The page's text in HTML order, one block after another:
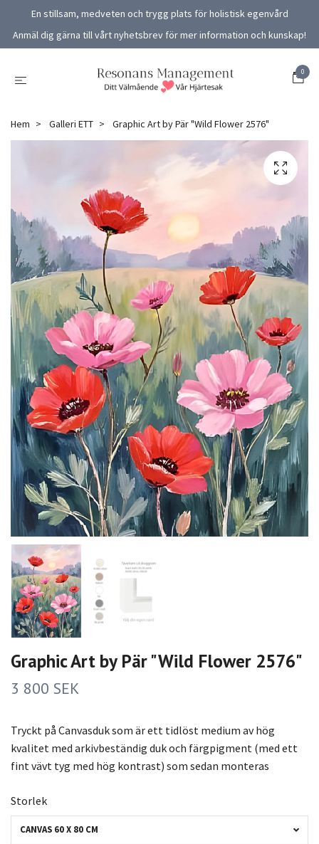
En stillsam, medveten och trygg plats för holistisk egenvård
Anmäl dig gärna till vårt nyhetsbrev för mer information och kunskap!
0
Hem Galleri ETT Graphic Art by Pär "Wild Flower 2576"
Graphic Art by Pär "Wild Flower 2576"
3 800 SEK
Tryckt på Canvasduk som är ett tidlöst medium av hög
kvalitet med arkivbeständig duk och färgpigment (med ett
fint vävt tyg med hög kontrast) som sedan monteras
Storlek
CANVAS 60 X 80 CM